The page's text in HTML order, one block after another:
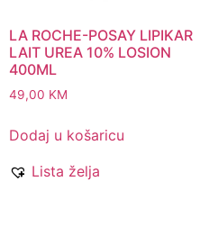
LA ROCHE-POSAY LIPIKAR
LAIT UREA 10% LOSION
400ML
49,00 KM
Dodaj u košaricu
Lista želja